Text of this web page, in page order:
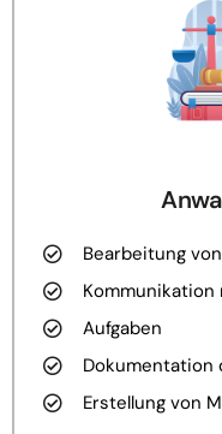
Bearbeitung
Kommunikation
Aufgaben
Dokumentation
Erstellung von